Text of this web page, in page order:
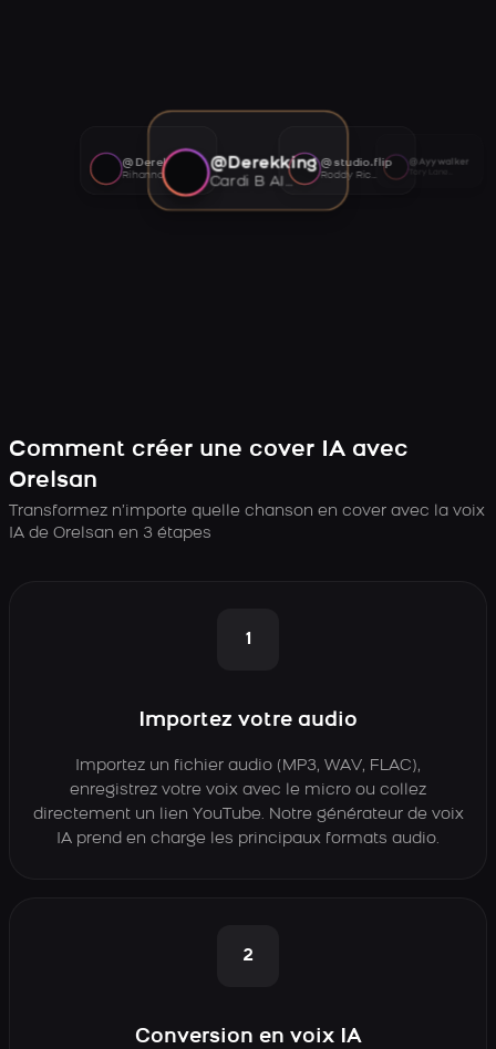
@Derekking
Cardi B AI voice
@studio.flip
Roddy Ricch AI voice
@Ayywalker
@Derekking
Rihanna AI voice
Comment créer une cover IA avec
Orelsan
Transformez n’importe quelle chanson en cover avec la voix
IA de Orelsan en 3 étapes
1
Importez votre audio
Importez un fichier audio (MP3, WAV, FLAC),
enregistrez votre voix avec le micro ou collez
directement un lien YouTube. Notre générateur de voix
IA prend en charge les principaux formats audio.
2
Conversion en voix IA